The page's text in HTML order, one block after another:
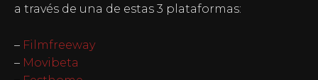
a través de una de estas 3 plataformas:
– Filmfreeway
– Movibeta